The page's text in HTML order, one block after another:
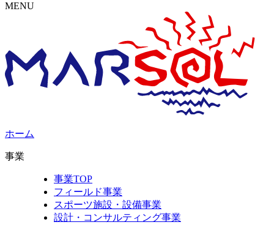
MENU
ホーム
事業
事業TOP
フィールド事業
スポーツ施設・設備事業
設計・コンサルティング事業